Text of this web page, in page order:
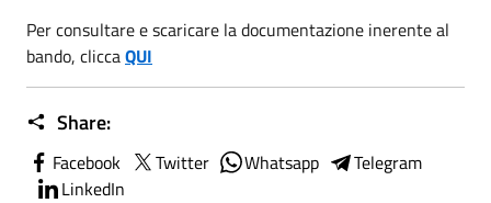
Per consultare e scaricare la documentazione inerente al
bando, cliccaQUI
Share:
Facebook Twitter Whatsapp
Telegram
LinkedIn